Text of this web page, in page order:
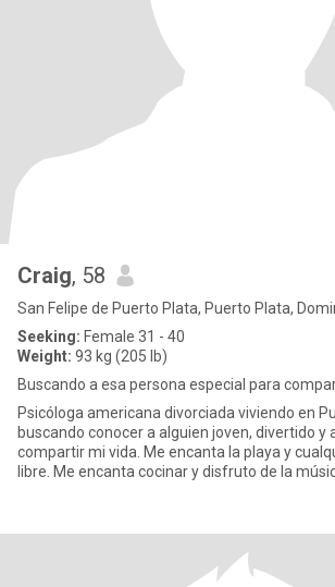
Craig, 58
San Felipe de Puerto Plata, Puerto Plata,
Seeking: Female 31 - 40
Weight: 93 kg (205 lb)
Buscando a esa persona especial para
Psicóloga americana divorciada viviendo en
buscando conocer a alguien joven, divertido y
compartir mi vida. Me encanta la playa y
libre. Me encanta cocinar y disfruto de la